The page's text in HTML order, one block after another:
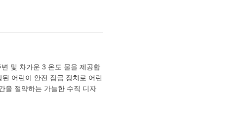
및 차가운 3 온도 물을 제공합
어린이 안전 잠금 장치로 어린
을 절약하는 가늘한 수직 디자